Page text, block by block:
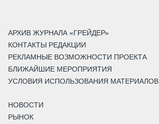
АРХИВ ЖУРНАЛА «ГРЕЙДЕР»
КОНТАКТЫ РЕДАКЦИИ
РЕКЛАМНЫЕ ВОЗМОЖНОСТИ ПРОЕКТА
БЛИЖАЙШИЕ МЕРОПРИЯТИЯ
УСЛОВИЯ ИСПОЛЬЗОВАНИЯ МАТЕРИАЛОВ
НОВОСТИ
РЫНОК